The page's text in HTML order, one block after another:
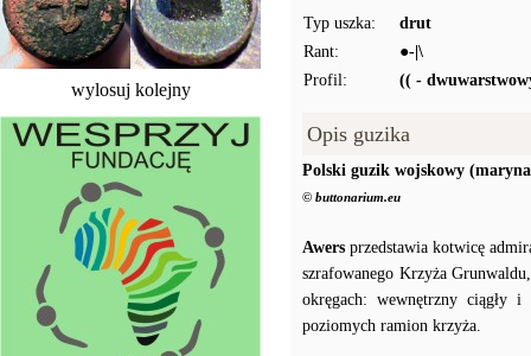
wylosuj kolejny
Typ uszka:
drut
Rant:
●-|\
Profil:
(( -
Opis guzika
Polski guzik wojskowy
© buttonarium.eu
Awers przedstawia kotwicę
szrafowanego Krzyża
okręgach: wewnętrzny ciągły
poziomych ramion krzyża.